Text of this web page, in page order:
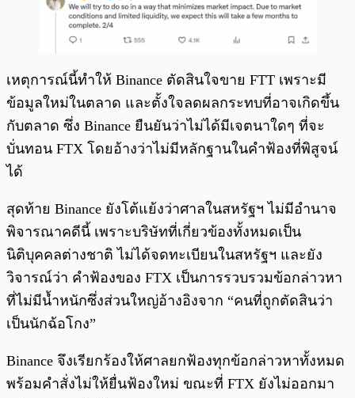
เหตุการณ์นี้ทำให้ Binance ตัดสินใจขาย FTT เพราะมี
ข้อมูลใหม่ในตลาด และตั้งใจลดผลกระทบที่อาจเกิดขึ้น
กับตลาด ซึ่ง Binance ยืนยันว่าไม่ได้มีเจตนาใดๆ ที่จะ
บั่นทอน FTX โดยอ้างว่าไม่มีหลักฐานในคำฟ้องที่พิสูจน์
ได้
สุดท้าย Binance ยังโต้แย้งว่าศาลในสหรัฐฯ ไม่มีอำนาจ
พิจารณาคดีนี้ เพราะบริษัทที่เกี่ยวข้องทั้งหมดเป็น
นิติบุคคลต่างชาติ ไม่ได้จดทะเบียนในสหรัฐฯ และยัง
วิจารณ์ว่า คำฟ้องของ FTX เป็นการรวบรวมข้อกล่าวหา
ที่ไม่มีน้ำหนักซึ่งส่วนใหญ่อ้างอิงจาก “คนที่ถูกตัดสินว่า
เป็นนักฉ้อโกง”
Binance จึงเรียกร้องให้ศาลยกฟ้องทุกข้อกล่าวหาทั้งหมด
พร้อมคำสั่งไม่ให้ยื่นฟ้องใหม่ ขณะที่ FTX ยังไม่ออกมา